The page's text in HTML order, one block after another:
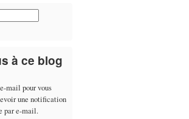
à ce blog
mail pour vous
une notification
par e-mail.